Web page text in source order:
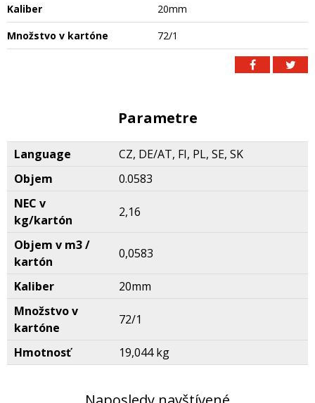
Kaliber
20mm
Množstvo v kartóne
72/1
Parametre
Language
CZ, DE/AT, FI, PL, SE, SK
Objem
0.0583
NEC v
kg/kartón
2,16
Objem v m3 /
kartón
0,0583
Kaliber
20mm
Množstvo v
kartóne
72/1
Hmotnosť 19,044 kg